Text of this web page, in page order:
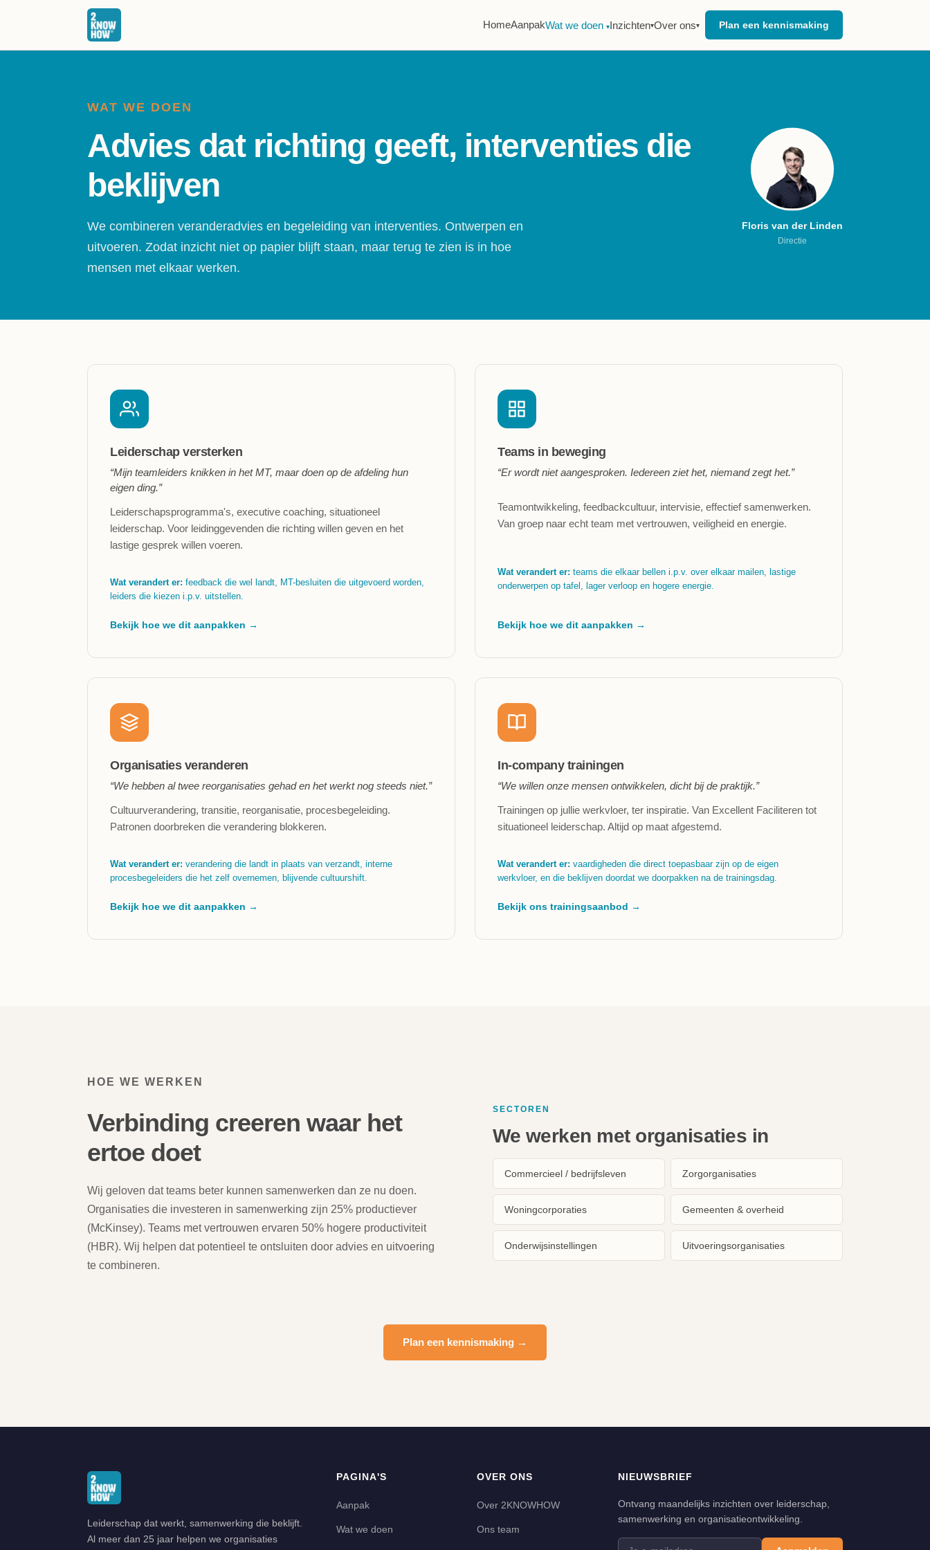
HomeAanpakWat we doen ▾Inzichten▾Over ons▾ Plan een kennismaking
WAT WE DOEN
Advies dat richting geeft, interventies die
beklijven
We combineren veranderadvies en begeleiding van interventies. Ontwerpen en
uitvoeren. Zodat inzicht niet op papier blijft staan, maar terug te zien is in hoe
mensen met elkaar werken.
Floris van der Linden
Directie
Leiderschap versterken
“Mijn teamleiders knikken in het MT, maar doen op de afdeling hun
eigen ding.”
Leiderschapsprogramma's, executive coaching, situationeel
leiderschap. Voor leidinggevenden die richting willen geven en het
lastige gesprek willen voeren.
Wat verandert er: feedback die wel landt, MT-besluiten die uitgevoerd worden,
leiders die kiezen i.p.v. uitstellen.
Bekijk hoe we dit aanpakken →
Teams in beweging
“Er wordt niet aangesproken. Iedereen ziet het, niemand zegt het.”
Teamontwikkeling, feedbackcultuur, intervisie, effectief samenwerken.
Van groep naar echt team met vertrouwen, veiligheid en energie.
Wat verandert er: teams die elkaar bellen i.p.v. over elkaar mailen, lastige
onderwerpen op tafel, lager verloop en hogere energie.
Bekijk hoe we dit aanpakken →
Organisaties veranderen
“We hebben al twee reorganisaties gehad en het werkt nog steeds niet.”
Cultuurverandering, transitie, reorganisatie, procesbegeleiding.
Patronen doorbreken die verandering blokkeren.
Wat verandert er: verandering die landt in plaats van verzandt, interne
procesbegeleiders die het zelf overnemen, blijvende cultuurshift.
Bekijk hoe we dit aanpakken →
In-company trainingen
“We willen onze mensen ontwikkelen, dicht bij de praktijk.”
Trainingen op jullie werkvloer, ter inspiratie. Van Excellent Faciliteren tot
situationeel leiderschap. Altijd op maat afgestemd.
Wat verandert er: vaardigheden die direct toepasbaar zijn op de eigen
werkvloer, en die beklijven doordat we doorpakken na de trainingsdag.
Bekijk ons trainingsaanbod →
HOE WE WERKEN
Verbinding creeren waar het
ertoe doet
Wij geloven dat teams beter kunnen samenwerken dan ze nu doen.
Organisaties die investeren in samenwerking zijn 25% productiever
(McKinsey). Teams met vertrouwen ervaren 50% hogere productiviteit
(HBR). Wij helpen dat potentieel te ontsluiten door advies en uitvoering
te combineren.
SECTOREN
We werken met organisaties in
Commercieel / bedrijfsleven Zorgorganisaties
Woningcorporaties Gemeenten & overheid
Onderwijsinstellingen Uitvoeringsorganisaties
Plan een kennismaking →
Leiderschap dat werkt, samenwerking die beklijft.
Al meer dan 25 jaar helpen we organisaties
PAGINA'S
Aanpak
Wat we doen
OVER ONS
Over 2KNOWHOW
Ons team
NIEUWSBRIEF
Ontvang maandelijks inzichten over leiderschap,
samenwerking en organisatieontwikkeling.